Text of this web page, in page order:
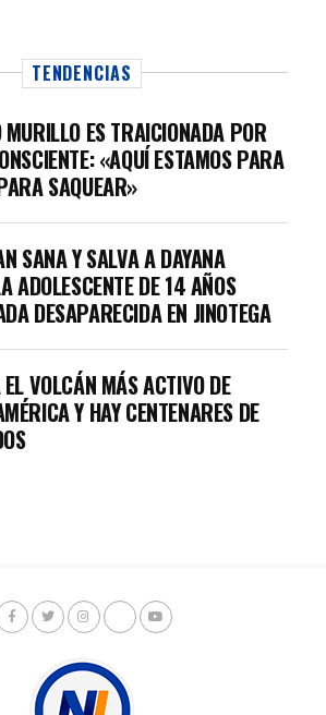
TENDENCIAS
MURILLO ES TRAICIONADA POR
«AQUÍ ESTAMOS PARA
SAQUEAR»
SANA Y SALVA A DAYANA
ADOLESCENTE DE 14 AÑOS
DESAPARECIDA EN JINOTEGA
VOLCÁN MÁS ACTIVO DE
Y HAY CENTENARES DE